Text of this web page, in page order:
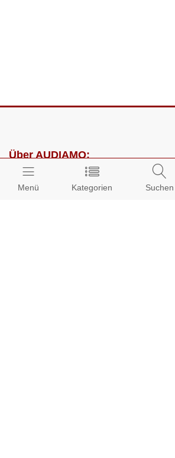
Menü Kategorien Suchen
Über AUDIAMO:
Impressum